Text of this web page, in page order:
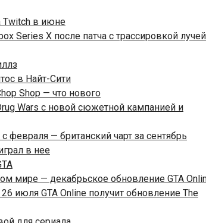
Twitch в июне
Series X после патча с трассировкой лучей
в Найт-Сити
Shop — что нового
Wars с новой сюжетной кампанией и
— британский чарт за сентябрь
в нее
мире — декабрьское обновление GTA
июля GTA Online получит обновление The